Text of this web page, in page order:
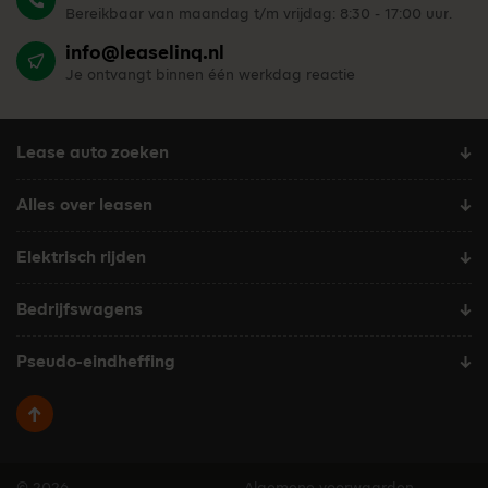
Bereikbaar van maandag t/m vrijdag: 8:30 - 17:00 uur.
info@leaselinq.nl
Je ontvangt binnen één werkdag reactie
Lease auto zoeken
Alles over leasen
Elektrisch rijden
Bedrijfswagens
Pseudo-eindheffing
Terug naar boven